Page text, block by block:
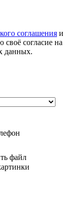
соглашения и
согласие на
данных.
файл